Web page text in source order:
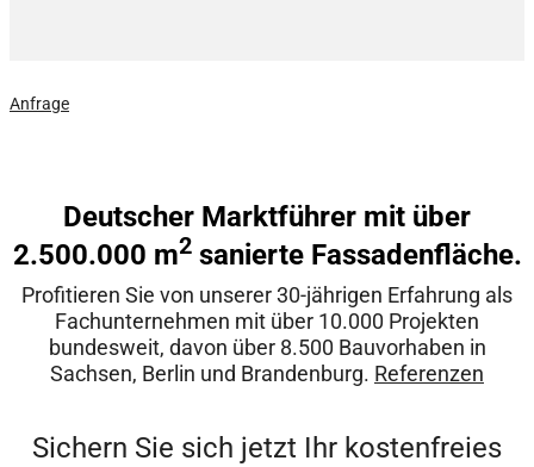
Anfrage
Deutscher Marktführer mit über
2.500.000 m2sanierte Fassadenfläche.
Profitieren Sie von unserer 30-jährigen Erfahrung als
Fachunternehmen mit über 10.000 Projekten
bundesweit, davon über 8.500 Bauvorhaben in
Sachsen, Berlin und Brandenburg. Referenzen
Sichern Sie sich jetzt Ihr kostenfreies